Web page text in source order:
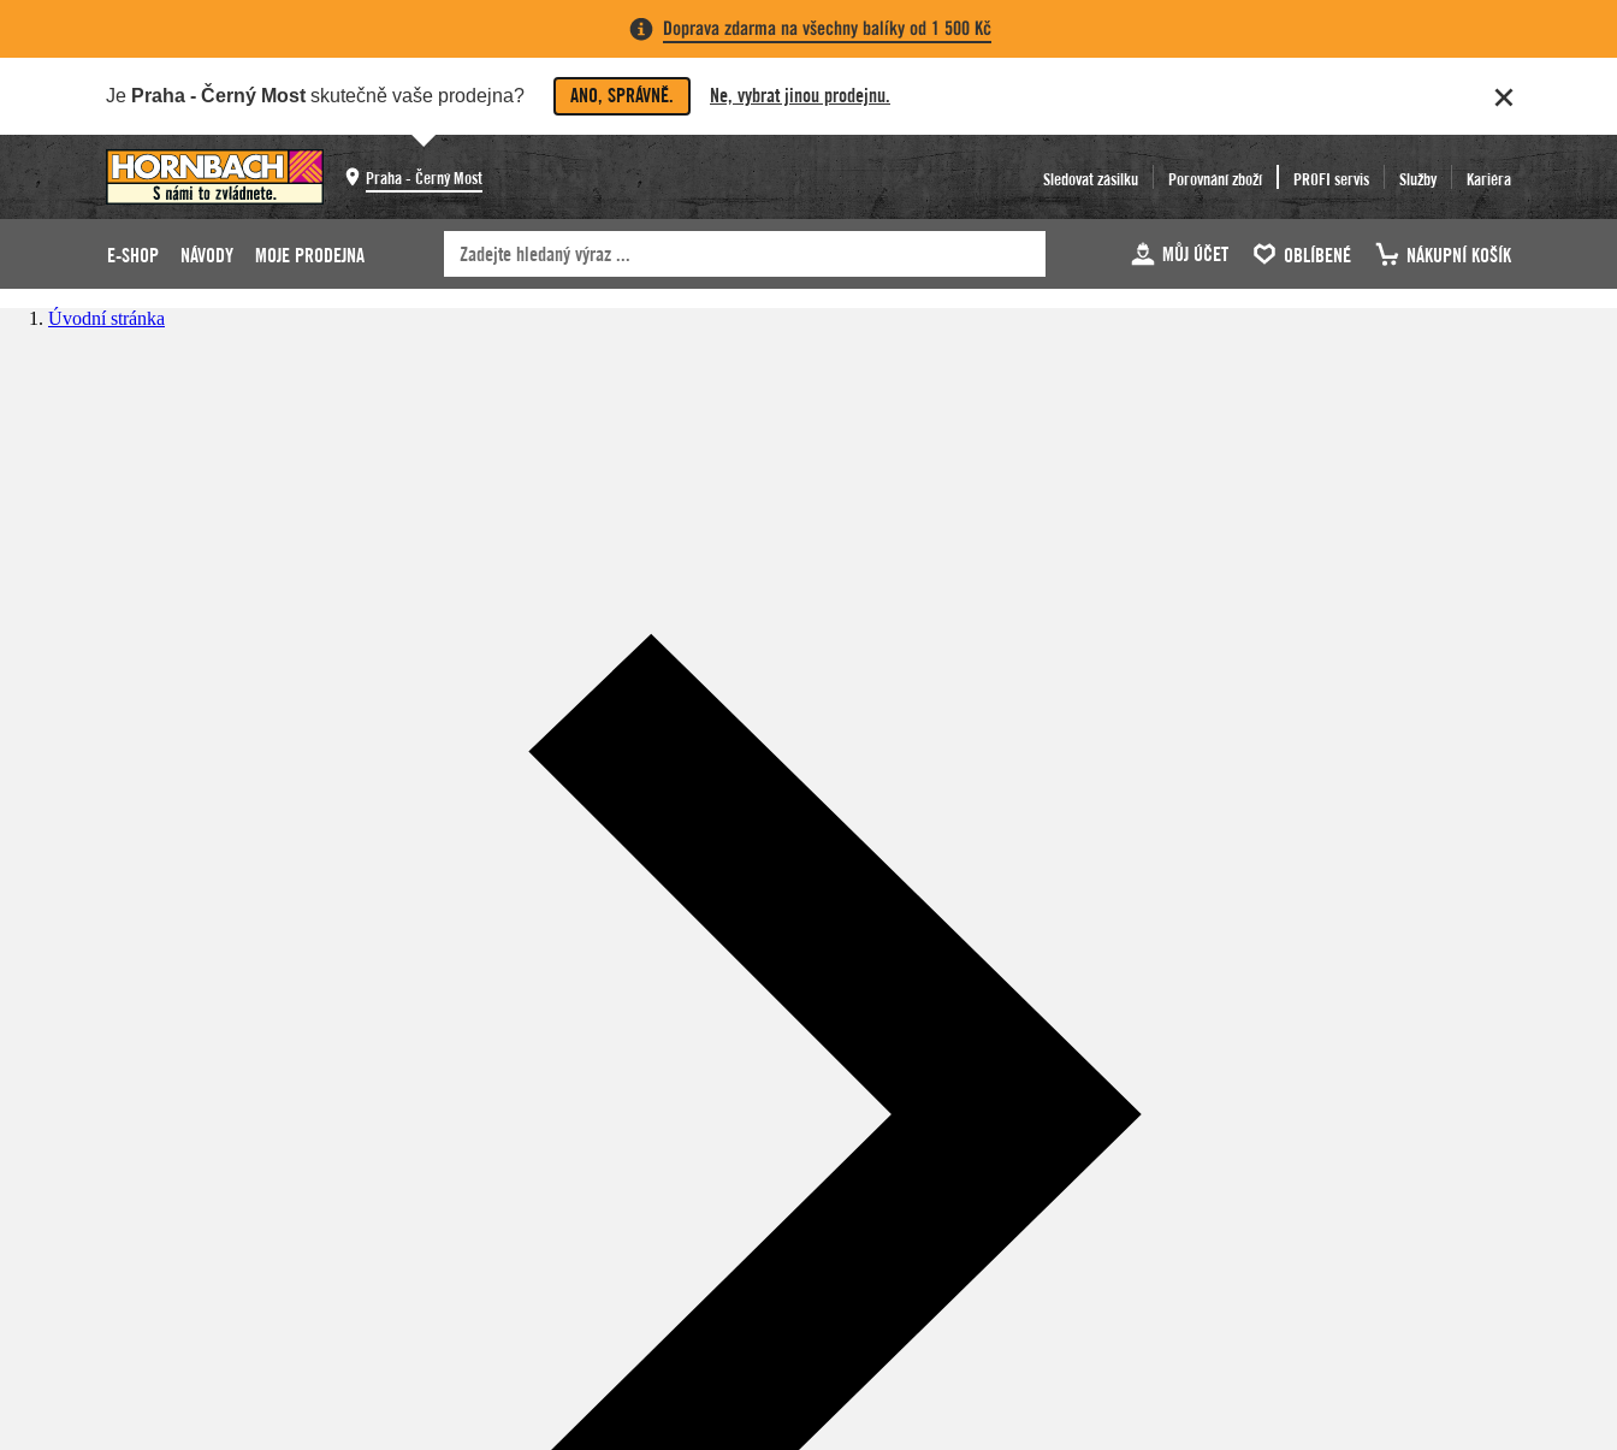
Doprava zdarma na všechny balíky od 1 500 Kč
Je Praha - Černý Most skutečně vaše prodejna? ANO, SPRÁVNĚ. Ne, vybrat jinou prodejnu.
Praha - Černý Most Sledovat zásilku Porovnání zboží PROFI servis Služby Kariéra
E-SHOP NÁVODY MOJE PRODEJNA MŮJ ÚČET OBLÍBENÉ NÁKUPNÍ KOŠÍK
Úvodní stránka